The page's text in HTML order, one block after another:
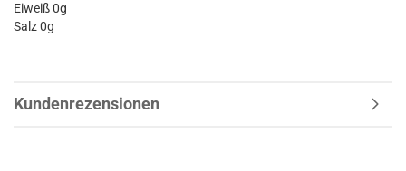
Eiweiß 0g
Salz 0g
Kundenrezensionen